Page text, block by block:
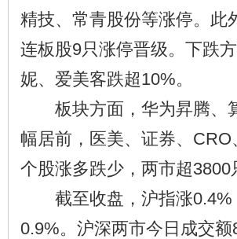
精技、常青股份等涨停。此
连板股9只涨停晋级。下跌
妮、爱美客跌超10%。
板块方面，华为昇腾、
幅居前，医美、证券、
个股涨多跌少，两市超3800
截至收盘，沪指涨0.4%
0.9%。沪深两市今日成交